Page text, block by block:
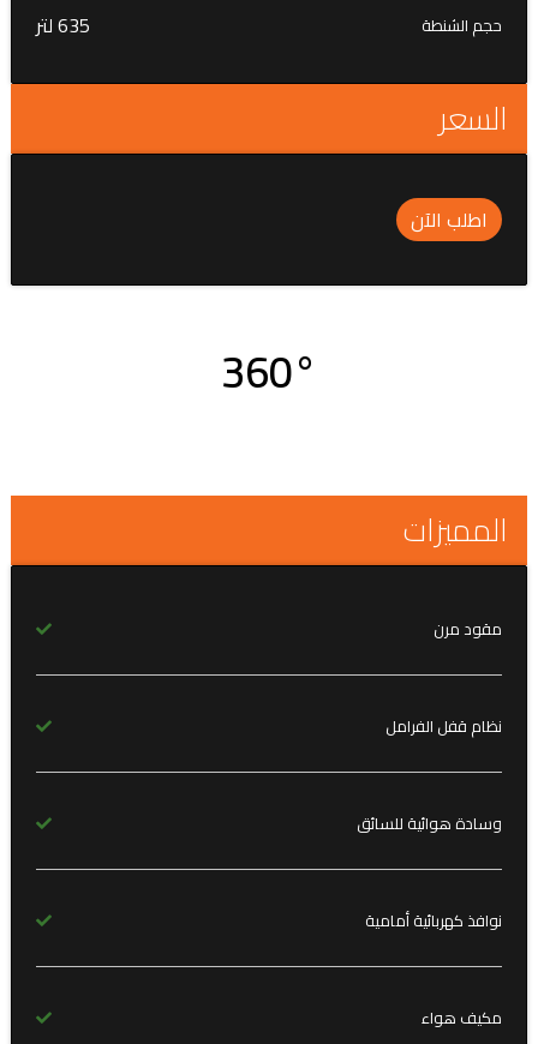
حجم الشنطة 635 لتر
السعر
اطلب الآن
360°
المميزات
مقود مرن
نظام قفل الفرامل
وسادة هوائية للسائق
نوافذ كهربائية أمامية
مكيف هواء